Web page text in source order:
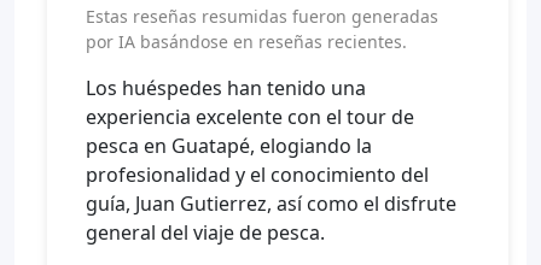
Estas reseñas resumidas fueron generadas
por IA basándose en reseñas recientes.
Los huéspedes han tenido una
experiencia excelente con el tour de
pesca en Guatapé, elogiando la
profesionalidad y el conocimiento del
guía, Juan Gutierrez, así como el disfrute
general del viaje de pesca.